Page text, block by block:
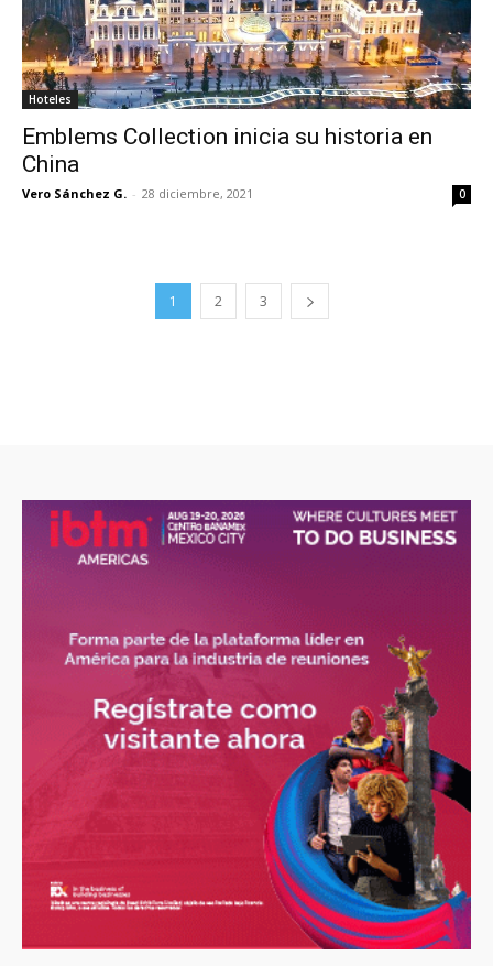
Hoteles
Emblems Collection inicia su historia en
China
Vero Sánchez G. - 28 diciembre, 2021 0
1 2 3